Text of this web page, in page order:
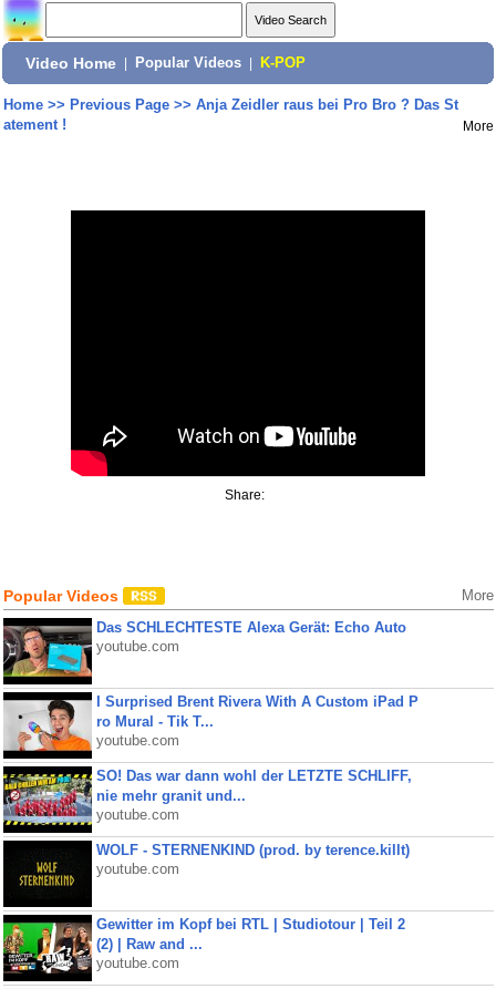
Video Home Popular Videos K-POP
Home>> Previous Page>> Anja Zeidler raus bei Pro Bro ? Das St
atement !
More
Share:
Popular Videos More
Das SCHLECHTESTE Alexa Gerät: Echo Auto
youtube.com
I Surprised Brent Rivera With A Custom iPad P
ro Mural - Tik T...
youtube.com
SO! Das war dann wohl der LETZTE SCHLIFF,
nie mehr granit und...
youtube.com
WOLF - STERNENKIND (prod. by terence.killt)
youtube.com
Gewitter im Kopf bei RTL | Studiotour | Teil 2
(2) | Raw and ...
youtube.com